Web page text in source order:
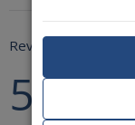
Reviews
5 5 star rating
Gebaseerd op